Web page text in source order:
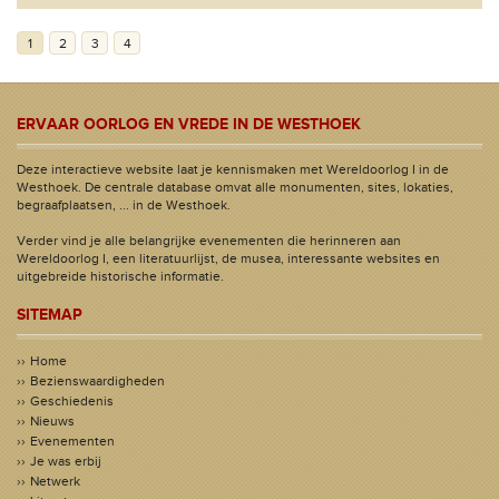
1 2 3 4
ERVAAR OORLOG EN VREDE IN DE WESTHOEK
Deze interactieve website laat je kennismaken met Wereldoorlog I in de
Westhoek. De centrale database omvat alle monumenten, sites, lokaties,
begraafplaatsen, ... in de Westhoek.
Verder vind je alle belangrijke evenementen die herinneren aan
Wereldoorlog I, een literatuurlijst, de musea, interessante websites en
uitgebreide historische informatie.
SITEMAP
Home
Bezienswaardigheden
Geschiedenis
Nieuws
Evenementen
Je was erbij
Netwerk